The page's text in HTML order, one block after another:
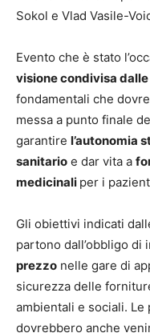
Sokol e Vlad Vasile-
Evento che è stato
visione condivisa
fondamentali che
messa a punto finale
garantire l’autonomia
sanitario e dar vita a
medicinali per i
Gli obiettivi indicati
partono dall’obbligo di
prezzo nelle gare di
sicurezza delle
ambientali e sociali.
dovrebbero anche